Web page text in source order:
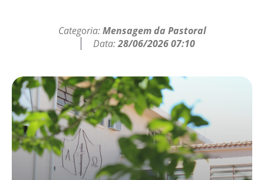
Categoria:Mensagem da Pastoral
Data:28/06/2026 07:10